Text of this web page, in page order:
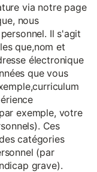
via notre page
nous
Il s'agit
que,nom et
électronique
que vous
exemple, votre
Ces
catégories
(par
grave).